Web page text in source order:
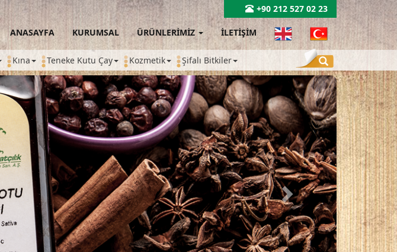
+90 212 527 02 23
ANASAYFA KURUMSAL ÜRÜNLERİMİZ İLETİŞİM
Kına Teneke Kutu Çay Kozmetik Şifalı Bitkiler